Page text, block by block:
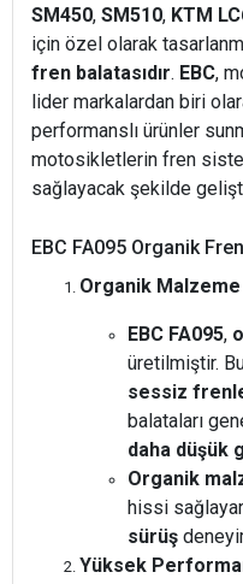
SM450, SM510, KTM
için özel olarak
fren balatasıdır. EBC,
lider markalardan biri
performanslı ürünler
motosikletlerin fren
sağlayacak şekilde
EBC FA095 Organik
Organik
EBC FA095,
üretilmiştir.
sessiz
balataları
daha düşük
Organik
hissi
sürüş
Yüksek